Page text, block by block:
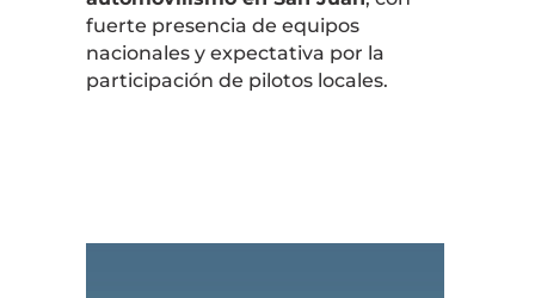
fuerte presencia de equipos
nacionales y expectativa por la
participación de pilotos locales.